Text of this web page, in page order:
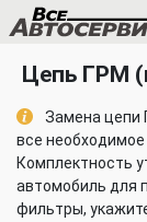
Цепь ГРМ
Замена цепи
все
Комплектность
автомобиль для
фильтры,